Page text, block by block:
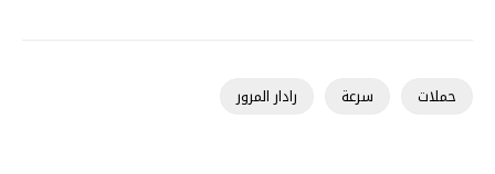
حملات سرعة رادار المرور